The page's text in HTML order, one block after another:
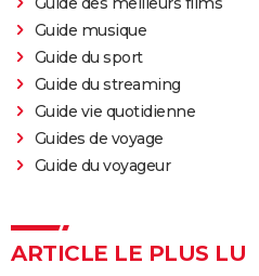
Guide musique
Guide du sport
Guide du streaming
Guide vie quotidienne
Guides de voyage
Guide du voyageur
ARTICLE LE PLUS LU